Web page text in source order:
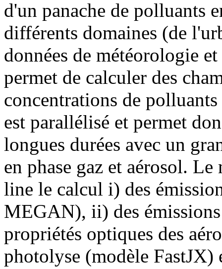
d'un panache de polluants
différents domaines (de
données de météorologie
permet de calculer des
concentrations de
est parallélisé et permet
longues durées avec un
en phase gaz et aérosol.
line le calcul i) des
MEGAN), ii) des
propriétés optiques des
photolyse (modèle FastJX)